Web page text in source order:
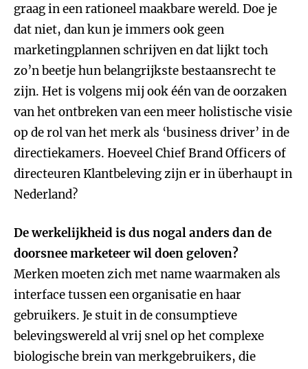
graag in een rationeel maakbare wereld. Doe je
dat niet, dan kun je immers ook geen
marketingplannen schrijven en dat lijkt toch
zo’n beetje hun belangrijkste bestaansrecht te
zijn. Het is volgens mij ook één van de oorzaken
van het ontbreken van een meer holistische visie
op de rol van het merk als ‘business driver’ in de
directiekamers. Hoeveel Chief Brand Officers of
directeuren Klantbeleving zijn er in überhaupt in
Nederland?
De werkelijkheid is dus nogal anders dan de
doorsnee marketeer wil doen geloven?
Merken moeten zich met name waarmaken als
interface tussen een organisatie en haar
gebruikers. Je stuit in de consumptieve
belevingswereld al vrij snel op het complexe
biologische brein van merkgebruikers, die